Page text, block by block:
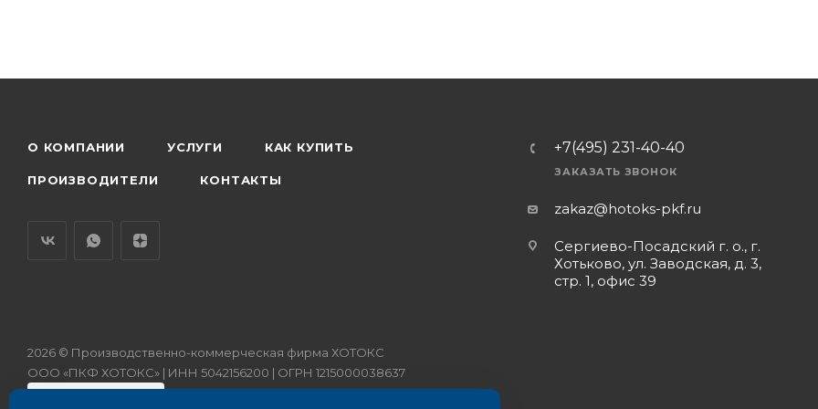
О КОМПАНИИ УСЛУГИ КАК КУПИТЬ
ПРОИЗВОДИТЕЛИ КОНТАКТЫ
+7(495) 231-40-40
ЗАКАЗАТЬ ЗВОНОК
zakaz@hotoks-pkf.ru
Сергиево-Посадский г. о., г.
Хотьково, ул. Заводская, д. 3,
стр. 1, офис 39
2026 © Производственно-коммерческая фирма ХОТОКС
ООО «ПКФ ХОТОКС» | ИНН 5042156200 | ОГРН 1215000038637